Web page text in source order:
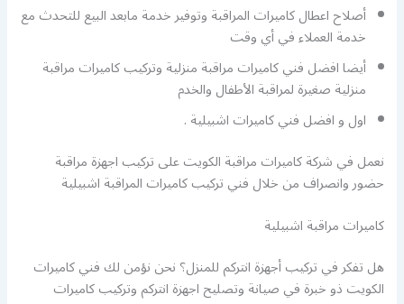
أصلاح اعطال كاميرات المراقبة وتوفير خدمة مابعد البيع للتحدث مع
خدمة العملاء في أي وقت
أيضا افضل فني كاميرات مراقبة منزلية وتركيب كاميرات مراقبة
منزلية صغيرة لمراقبة الأطفال والخدم
اول و افضل فني كاميرات اشبيلية .
نعمل في شركة كاميرات مراقبة الكويت على تركيب اجهزة مراقبة
حضور وانصراف من خلال فني تركيب كاميرات المراقبة اشبيلية
كاميرات مراقبة اشبيلية
هل تفكر في تركيب أجهزة انتركم للمنزل؟ نحن نؤمن لك فني كاميرات
الكويت ذو خبرة في صيانة وتصليح اجهزة انتركم وتركيب كاميرات